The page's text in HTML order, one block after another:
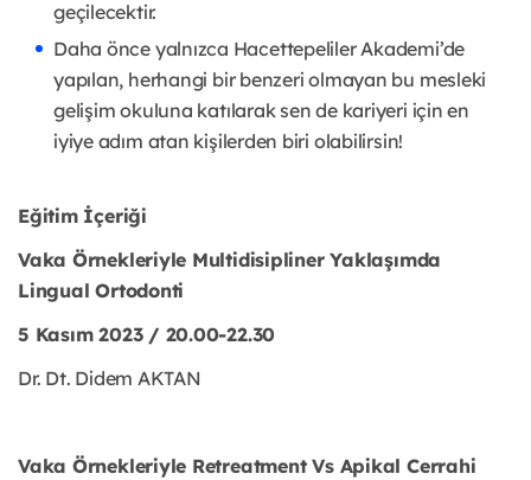
geçilecektir.
Daha önce yalnızca Hacettepeliler Akademi’de
yapılan, herhangi bir benzeri olmayan bu mesleki
gelişim okuluna katılarak sen de kariyeri için en
iyiye adım atan kişilerden biri olabilirsin!
Eğitim İçeriği
Vaka Örnekleriyle Multidisipliner Yaklaşımda
Lingual Ortodonti
5 Kasım 2023 / 20.00-22.30
Dr. Dt. Didem AKTAN
Vaka Örnekleriyle Retreatment Vs Apikal Cerrahi